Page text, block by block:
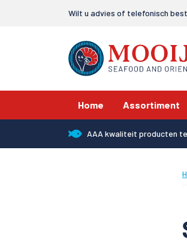
Wilt u advies of telefonisch
Home Assortiment
AAA kwaliteit producten